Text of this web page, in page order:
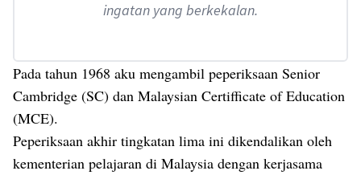
ingatan yang berkekalan.
Pada tahun 1968 aku mengambil peperiksaan Senior
Cambridge (SC) dan Malaysian Certifficate of Education
(MCE).
Peperiksaan akhir tingkatan lima ini dikendalikan oleh
kementerian pelajaran di Malaysia dengan kerjasama